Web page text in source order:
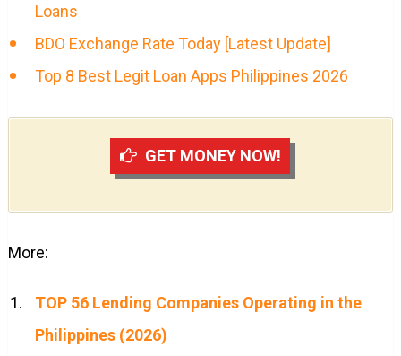
Loans
BDO Exchange Rate Today [Latest Update]
Top 8 Best Legit Loan Apps Philippines 2026
GET MONEY NOW!
More:
TOP 56 Lending Companies Operating in the
Philippines (2026)